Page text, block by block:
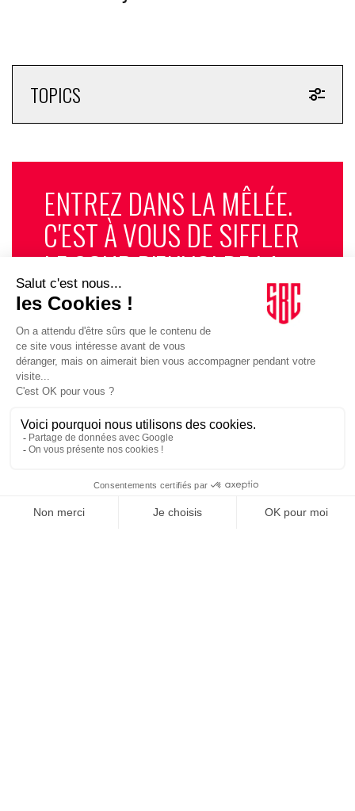
TOPICS
ENTREZ DANS LA MÊLÉE.
C'EST À VOUS DE SIFFLER
LE COUP D'ENVOI DE LA
PARTIE. LA SPORT
BUSINESS CLUB
NEWSLETTER, TOUS LES
MATINS, C'EST GRATUIT
JE M'INSCRIS